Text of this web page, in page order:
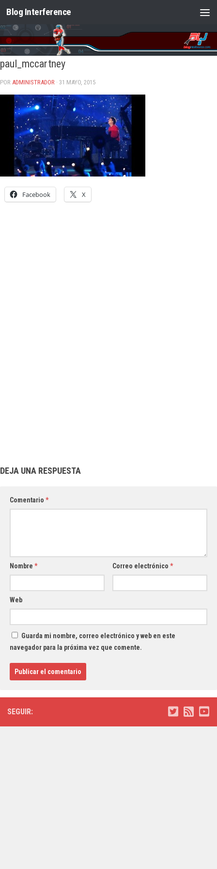
Saltar al contenido
Blog Interference
paul_mccartney
POR ADMINISTRADOR · 31 MAYO, 2015
Facebook X
DEJA UNA RESPUESTA
Comentario *
Nombre * Correo electrónico*
Web
Guarda mi nombre, correo electrónico y web en este
navegador para la próxima vez que comente.
SEGUIR: